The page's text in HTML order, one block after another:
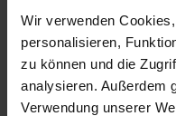
Wir verwenden
personalisieren,
zu können und die
analysieren. Außerdem
Verwendung unserer
